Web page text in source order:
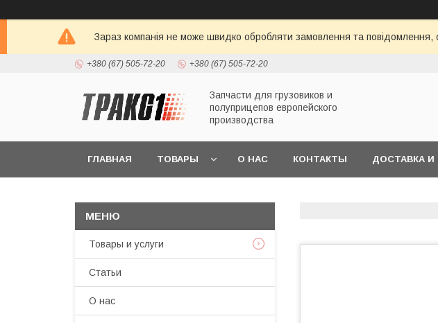
Зараз компанія не може швидко обробляти замовлення та
+380 (67) 505-72-20 +380 (67) 505-72-20
Запчасти для грузовиков и
полуприцепов европейского
производства
ГЛАВНАЯ ТОВАРЫ О НАС КОНТАКТЫ ДОСТАВКА И
Товары и услуги
Статьи
О нас